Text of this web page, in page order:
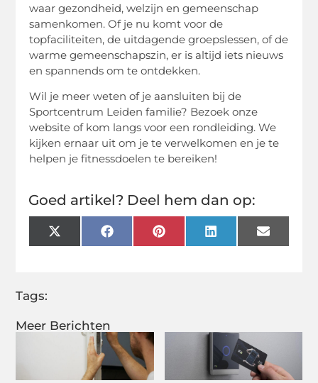
Meer Berichten
waar gezondheid, welzijn en gemeenschap
samenkomen. Of je nu komt voor de
topfaciliteiten, de uitdagende groepslessen, of de
warme gemeenschapszin, er is altijd iets nieuws
en spannends om te ontdekken.
Wil je meer weten of je aansluiten bij de
Sportcentrum Leiden familie? Bezoek onze
website of kom langs voor een rondleiding. We
kijken ernaar uit om je te verwelkomen en je te
helpen je fitnessdoelen te bereiken!
Goed artikel? Deel hem dan op:
X
(Twitter)
FacebookPinterestLinkedInEmail
Tags: